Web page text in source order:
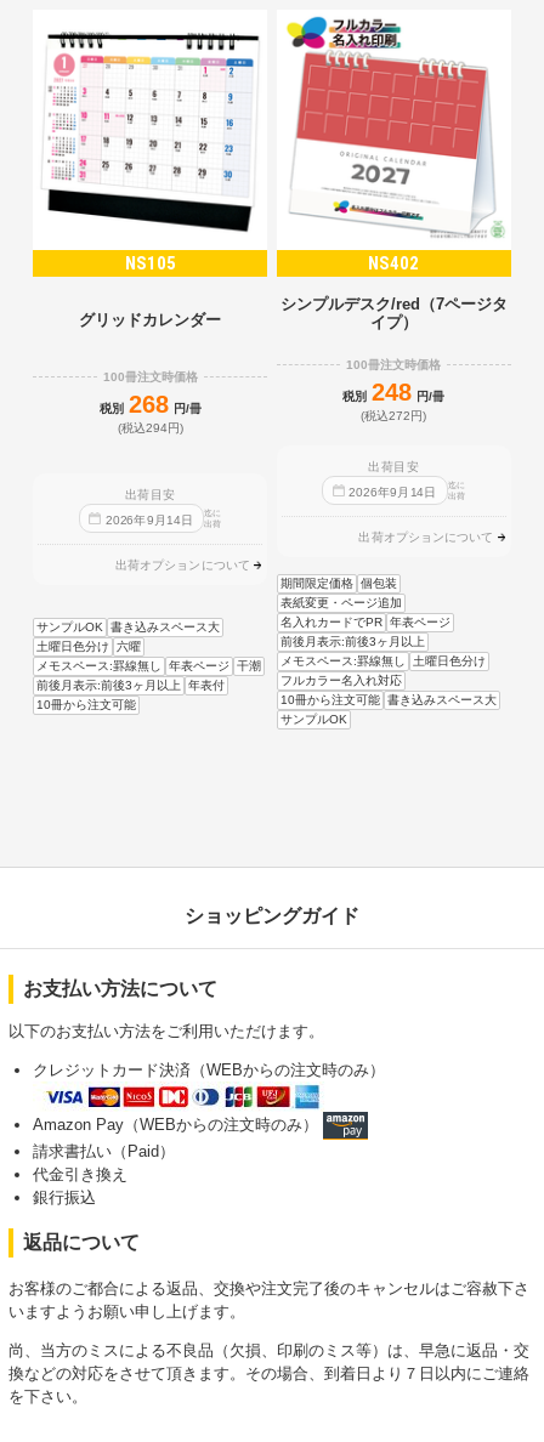
NS105
グリッドカレンダー
100冊注文時価格
税別 268 円/冊
(税込294円)
出荷目安
2026年9 月 14日
迄に
出荷
出荷オプションについて
サンプルOK
書き込みスペース大
土曜日色分け
六曜
メモスペース:罫線無し
年表ページ
干潮
前後月表示:前後3ヶ月以上
年表付
10冊から注文可能
NS402
シンプルデスク/red（7ページタ
イプ）
100冊注文時価格
税別 248 円/冊
(税込272円)
出荷目安
2026年9 月 14日
迄に
出荷
出荷オプションについて
期間限定価格 個包装
表紙変更・ページ追加
名入れカードでPR 年表ページ
前後月表示:前後3ヶ月以上
メモスペース:罫線無し
土曜日色分け
フルカラー名入れ対応
10冊から注文可能 書き込みスペース大
サンプルOK
ショッピングガイド
お支払い方法について
以下のお支払い方法をご利用いただけます。
クレジットカード決済（WEBからの注文時のみ）
Amazon Pay（WEBからの注文時のみ）
請求書払い（Paid）
代金引き換え
銀行振込
返品について
お客様のご都合による返品、交換や注文完了後のキャンセルはご容赦下さ
いますようお願い申し上げます。
尚、当方のミスによる不良品（欠損、印刷のミス等）は、早急に返品・交
換などの対応をさせて頂きます。その場合、到着日より７日以内にご連絡
を下さい。